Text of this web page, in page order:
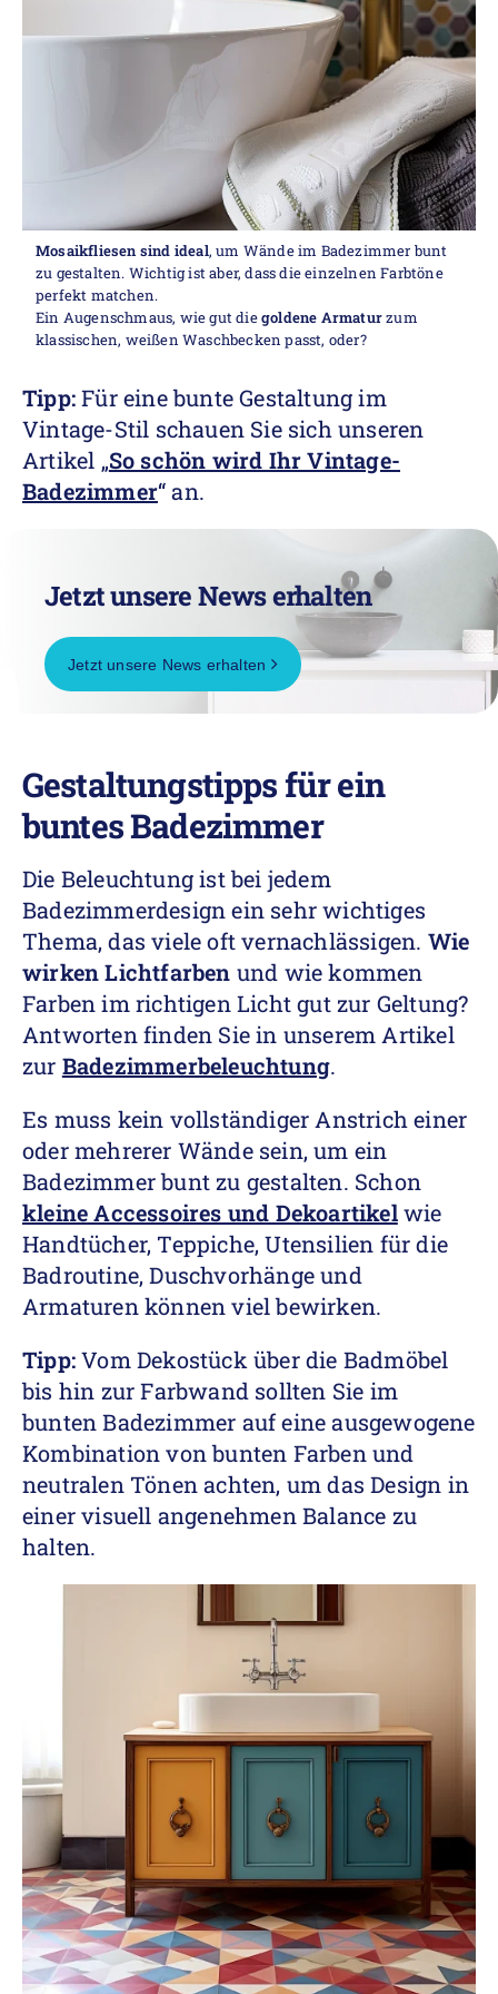
Mosaikfliesen sind ideal, um Wände im Badezimmer bunt
zu gestalten. Wichtig ist aber, dass die einzelnen Farbtöne
perfekt matchen.
Ein Augenschmaus, wie gut diegoldene Armaturzum
klassischen, weißen Waschbecken passt, oder?
Tipp:Für eine bunte Gestaltung im
Vintage-Stil schauen Sie sich unseren
Artikel „So schön wird Ihr Vintage-
Badezimmer“ an.
Jetzt unsere News erhalten
Jetzt unsere News erhalten
Gestaltungstipps für ein
buntes Badezimmer
Die Beleuchtung ist bei jedem
Badezimmerdesign ein sehr wichtiges
Thema, das viele oft vernachlässigen. Wie
wirken Lichtfarben und wie kommen
Farben im richtigen Licht gut zur Geltung?
Antworten finden Sie in unserem Artikel
zur Badezimmerbeleuchtung.
Es muss kein vollständiger Anstrich einer
oder mehrerer Wände sein, um ein
Badezimmer bunt zu gestalten. Schon
kleine Accessoires und Dekoartikelwie
Handtücher, Teppiche, Utensilien für die
Badroutine, Duschvorhänge und
Armaturen können viel bewirken.
Tipp:Vom Dekostück über die Badmöbel
bis hin zur Farbwand sollten Sie im
bunten Badezimmer auf eine ausgewogene
Kombination von bunten Farben und
neutralen Tönen achten, um das Design in
einer visuell angenehmen Balance zu
halten.